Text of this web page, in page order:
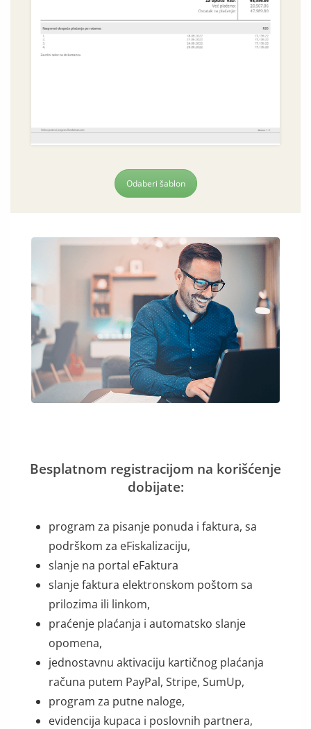
Odaberi šablon
Besplatnom registracijom na korišćenje
dobijate:
program za pisanje ponuda i faktura, sa
podrškom za eFiskalizaciju,
slanje na portal eFaktura
slanje faktura elektronskom poštom sa
prilozima ili linkom,
praćenje plaćanja i automatsko slanje
opomena,
jednostavnu aktivaciju kartičnog plaćanja
računa putem PayPal, Stripe, SumUp,
program za putne naloge,
evidencija kupaca i poslovnih partnera,